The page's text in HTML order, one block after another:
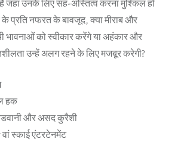
जहां उनके लिए सह-अस्तित्व करना मुश्किल हो
प्रति नफरत के बावजूद, क्या मीराब और
भावनाओं को स्वीकार करेंगे या अहंकार और
उन्हें अलग रहने के लिए मजबूर करेगी?
हक
और असद कुरैशी
स्काई एंटरटेनमेंट